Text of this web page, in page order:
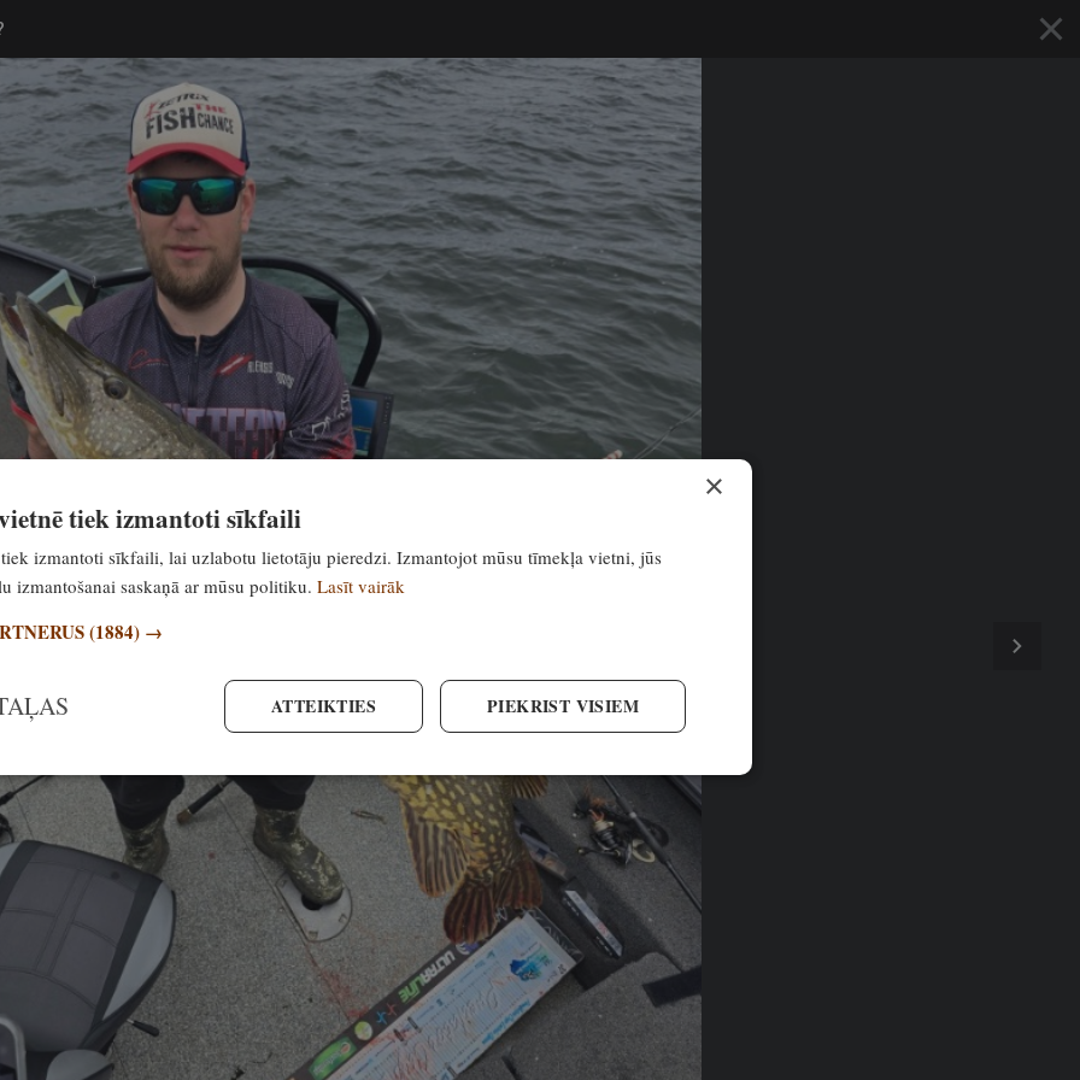
×
Noskaidroti 2026. gada
Latvijas čempioni
šaušanā uz "skrejošu
alni" 100 metru
distancē!
Brieža gaļas čebureki ar
zaļumiem
APRĪKOJUMS VIRTUVE KLAUSIES!
dažādās Latvijas
Kā gāja M Pro Series
Latvia Open copes
2. jūnijs 2026
LASĪTĀKIE
Aktuāli! Eiropas čempionu
×
tiek izmantoti sīkfaili
izmantoti sīkfaili, lai uzlabotu lietotāju pieredzi. Izmantojot mūsu tīmekļa vietni, jūs
izmantošanai saskaņā ar mūsu politiku. Lasīt vairāk
(1884) →
PIEKRIST VISIEM
ATTEIKTIES